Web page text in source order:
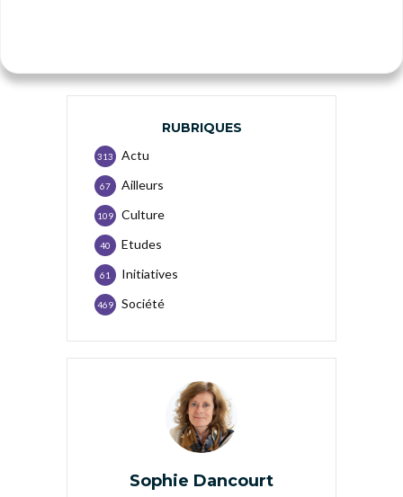
RUBRIQUES
Actu
313
Ailleurs
67
Culture
109
Etudes
40
Initiatives
61
Société
469
Sophie Dancourt